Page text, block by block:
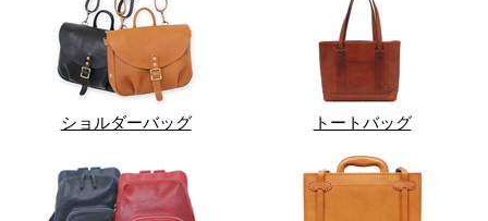
ショルダーバッグ トートバッグ